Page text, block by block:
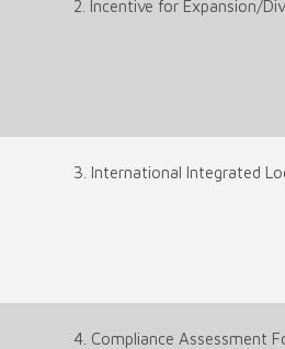
2. Incentive for Expansion/
3. International Integrated
4. Compliance Assessment